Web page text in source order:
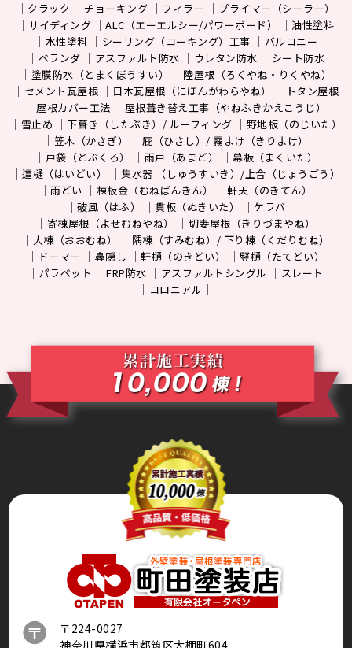
クラック チョーキング フィラー
プライマー（シーラー）
サイディング
ALC（エーエルシー/パワーボード）
油性塗料
水性塗料
シーリング（コーキング）工事
バルコニー
ベランダ
アスファルト防水 ウレタン防水
シート防水
塗膜防水（とまくぼうすい）
陸屋根（ろくやね・りくやね）
セメント瓦屋根
日本瓦屋根（にほんがわらやね）
トタン屋根
屋根カバー工法
屋根葺き替え工事（やねふきかえこうじ）
雪止め
下葺き（したぶき）/ ルーフィング
野地板（のじいた）
笠木（かさぎ）
庇（ひさし）/ 霧よけ（きりよけ）
戸袋（とぶくろ）
雨戸（あまど）
幕板（まくいた）
這樋（はいどい）
集水器 （しゅうすいき）/上合（じょうごう）
雨どい
棟板金（むねばんきん）
軒天（のきてん）
破風（はふ）
貫板（ぬきいた）
ケラバ
寄棟屋根（よせむねやね）
切妻屋根（きりづまやね）
大棟（おおむね）
隅棟（すみむね）/ 下り棟（くだりむね）
ドーマー
鼻隠し 軒樋（のきどい）
竪樋（たてどい）
パラペット
FRP防水 アスファルトシングル
スレート
コロニアル
〒224-0027